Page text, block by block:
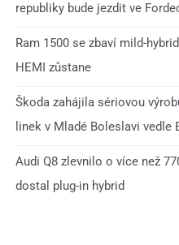
republiky bude jezdit ve
Ram 1500 se zbaví mild-
HEMI zůstane
Škoda zahájila sériovou
linek v Mladé Boleslavi vedle
Audi Q8 zlevnilo o více než
dostal plug-in hybrid